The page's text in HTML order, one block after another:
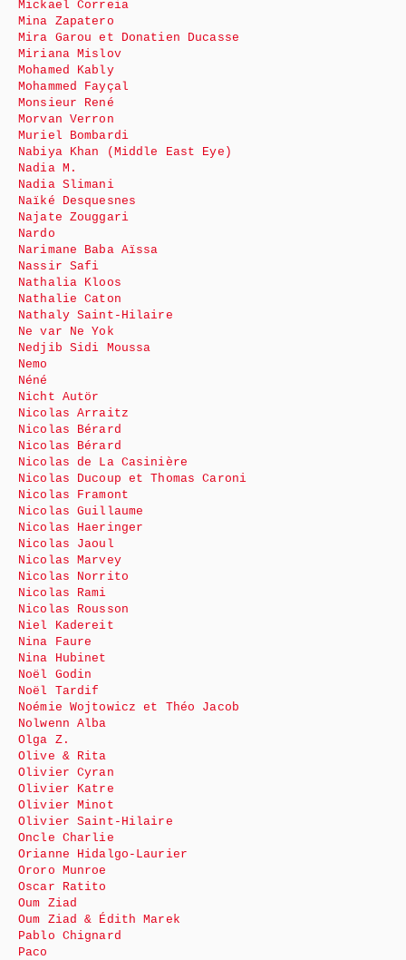
Mickael Correia
Mina Zapatero
Mira Garou et Donatien Ducasse
Miriana Mislov
Mohamed Kably
Mohammed Fayçal
Monsieur René
Morvan Verron
Muriel Bombardi
Nabiya Khan (Middle East Eye)
Nadia M.
Nadia Slimani
Naïké Desquesnes
Najate Zouggari
Nardo
Narimane Baba Aïssa
Nassir Safi
Nathalia Kloos
Nathalie Caton
Nathaly Saint-Hilaire
Ne var Ne Yok
Nedjib Sidi Moussa
Nemo
Néné
Nicht Autör
Nicolas Arraitz
Nicolas Bérard
Nicolas Bérard
Nicolas de La Casinière
Nicolas Ducoup et Thomas Caroni
Nicolas Framont
Nicolas Guillaume
Nicolas Haeringer
Nicolas Jaoul
Nicolas Marvey
Nicolas Norrito
Nicolas Rami
Nicolas Rousson
Niel Kadereit
Nina Faure
Nina Hubinet
Noël Godin
Noël Tardif
Noémie Wojtowicz et Théo Jacob
Nolwenn Alba
Olga Z.
Olive & Rita
Olivier Cyran
Olivier Katre
Olivier Minot
Olivier Saint-Hilaire
Oncle Charlie
Orianne Hidalgo-Laurier
Ororo Munroe
Oscar Ratito
Oum Ziad
Oum Ziad & Édith Marek
Pablo Chignard
Paco